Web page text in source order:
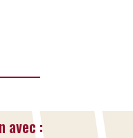
avec :